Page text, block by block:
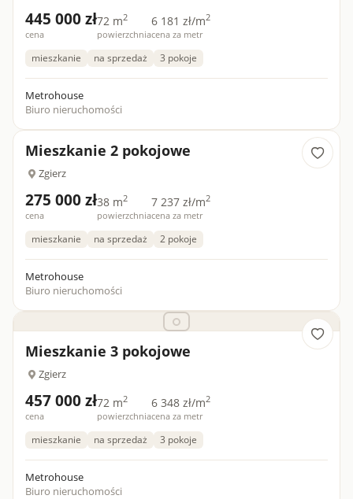
445 000 zł
cena
72 m2
powierzchnia
6 181 zł/m2
cena za metr
mieszkanie na sprzedaż 3 pokoje
Metrohouse
Biuro nieruchomości
Mieszkanie 2 pokojowe
Zgierz
275 000 zł
cena
38 m2
powierzchnia
7 237 zł/m2
cena za metr
mieszkanie na sprzedaż 2 pokoje
Metrohouse
Biuro nieruchomości
Mieszkanie 3 pokojowe
Zgierz
457 000 zł
cena
72 m2
powierzchnia
6 348 zł/m2
cena za metr
mieszkanie na sprzedaż 3 pokoje
Metrohouse
Biuro nieruchomości